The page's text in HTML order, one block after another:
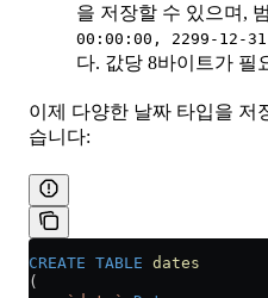
을 저장할 수 있으며,
00:00:00, 2299-12-
다. 값당 8바이트가 필
이제 다양한 날짜 타입을 저
습니다:
CREATE TABLE dates
(